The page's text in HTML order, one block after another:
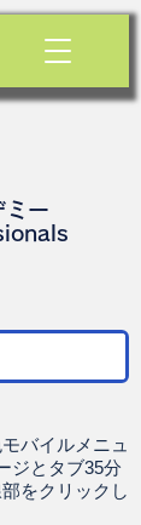
ミー
バイルメニュ
ジとタブ35分
をクリックし